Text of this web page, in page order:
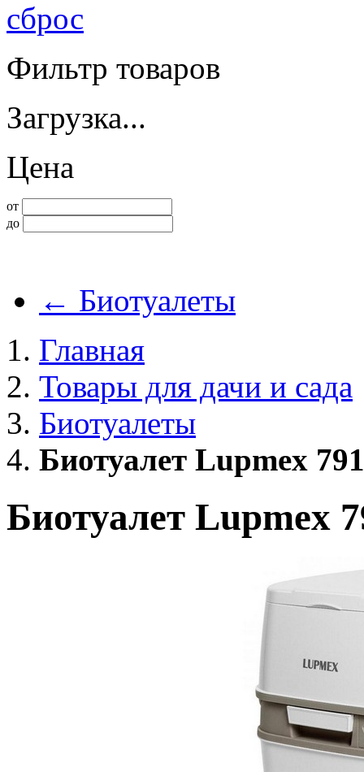
сброс
Фильтр товаров
Загрузка...
Цена
от
до
← Биотуалеты
Главная
Товары для дачи и сада
Биотуалеты
Биотуалет Lupmex
Биотуалет Lupmex